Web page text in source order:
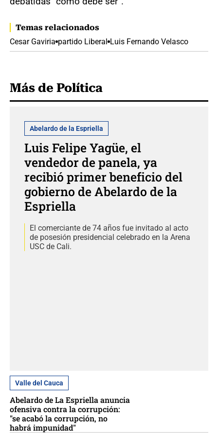
Temas relacionados
Cesar Gaviria partido Liberal Luis Fernando Velasco
Más de Política
Abelardo de la Espriella
Luis Felipe Yagüe, el
vendedor de panela, ya
recibió primer beneficio del
gobierno de Abelardo de la
Espriella
El comerciante de 74 años fue invitado al acto
de posesión presidencial celebrado en la Arena
USC de Cali.
Valle del Cauca
Abelardo de La Espriella anuncia
ofensiva contra la corrupción:
"se acabó la corrupción, no
habrá impunidad"